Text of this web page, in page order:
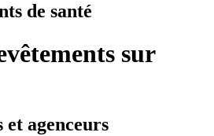
de santé
sur
et agenceurs